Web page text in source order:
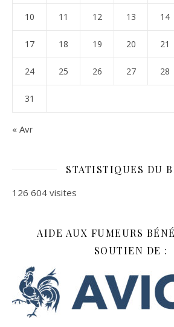
10 11 12 13 14
17 18 19 20 21
24 25 26 27 28
31
« Avr
STATISTIQUES DU
126 604 visites
AIDE AUX FUMEURS
SOUTIEN DE :